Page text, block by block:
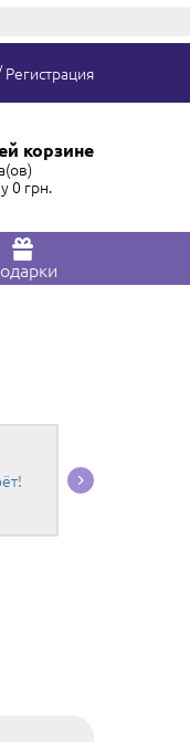
Регистрация
корзине
0 грн.